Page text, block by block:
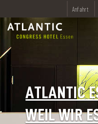
Anfahrt
ATLANTIC
WEIL WIR